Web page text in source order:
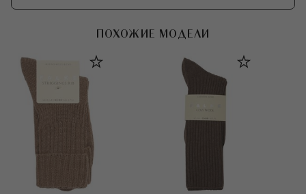
ПОХОЖИЕ МОДЕЛИ